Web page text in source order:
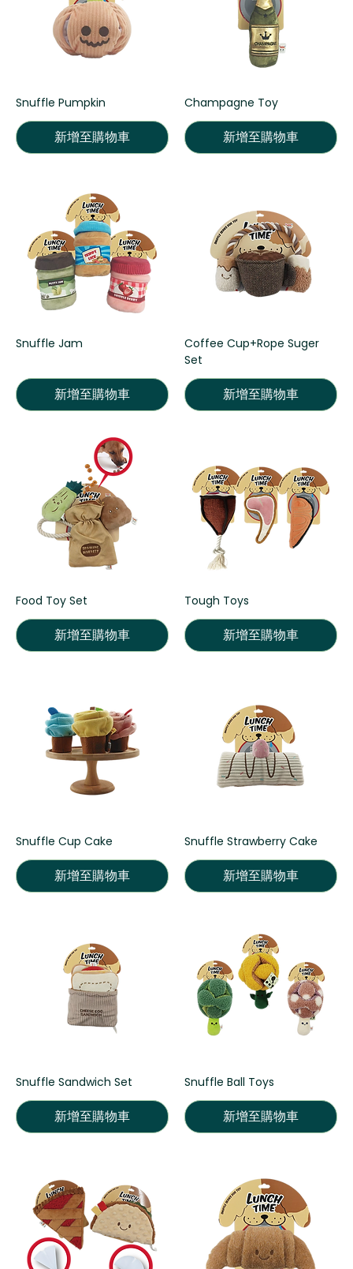
Snuffle Pumpkin
新增至購物車
Champagne Toy
新增至購物車
Snuffle Jam
新增至購物車
Coffee Cup+Rope Suger
Set
新增至購物車
Food Toy Set
新增至購物車
Tough Toys
新增至購物車
Snuffle Cup Cake
新增至購物車
Snuffle Strawberry Cake
新增至購物車
Snuffle Sandwich Set
新增至購物車
Snuffle Ball Toys
新增至購物車